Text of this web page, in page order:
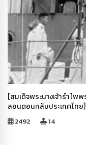
[สมเด็จพระนางเจ้ารำไ
ลอนดอนกลับประเทศไทย]
2492 14